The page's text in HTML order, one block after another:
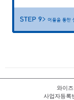
와이
사업자등록